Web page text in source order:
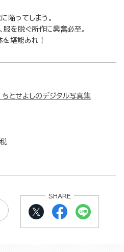
陥ってしまう。
服を脱ぐ所作に興奮必至。
堪能あれ！
せよしのデジタル写真集
SHARE